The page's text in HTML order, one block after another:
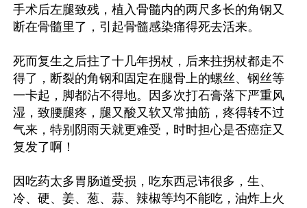
手术后左腿致残，植入骨髓内的两尺多长的角钢又
断在骨髓里了，引起骨髓感染痛得死去活来。
死而复生之后拄了十几年拐杖，后来拄拐杖都走不
得了，断裂的角钢和固定在腿骨上的螺丝、钢丝等
一卡起，脚都沾不得地。因多次打石膏落下严重风
湿，致腰腿疼，腿又酸又软又常抽筋，疼得转不过
气来，特别阴雨天就更难受，时时担心是否癌症又
复发了啊！
因吃药太多胃肠道受损，吃东西忌讳很多，生、
冷、硬、姜、葱、蒜、辣椒等均不能吃，油炸上火